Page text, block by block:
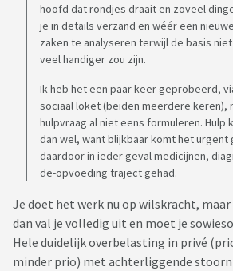
hoofd dat rondjes draait en zoveel
je in details verzand en wéér een
zaken te analyseren terwijl de basis
veel handiger zou zijn.
Ik heb het een paar keer geprobeerd,
sociaal loket (beiden meerdere keren),
hulpvraag al niet eens formuleren. Hulp
dan wel, want blijkbaar komt het urgent
daardoor in ieder geval medicijnen,
de-opvoeding traject gehad.
Je doet het werk nu op wilskracht,
dan val je volledig uit en moet je
Hele duidelijk overbelasting in privé
minder prio) met achterliggende